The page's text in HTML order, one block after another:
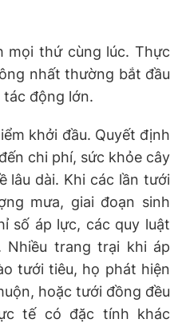
mọi thứ cùng lúc. Thực
nhất thường bắt đầu
động lớn.
khởi đầu. Quyết định
chi phí, sức khỏe cây
lâu dài. Khi các lần tưới
mưa, giai đoạn sinh
số áp lực, các quy luật
Nhiều trang trại khi áp
tưới tiêu, họ phát hiện
hoặc tưới đồng đều
tế có đặc tính khác